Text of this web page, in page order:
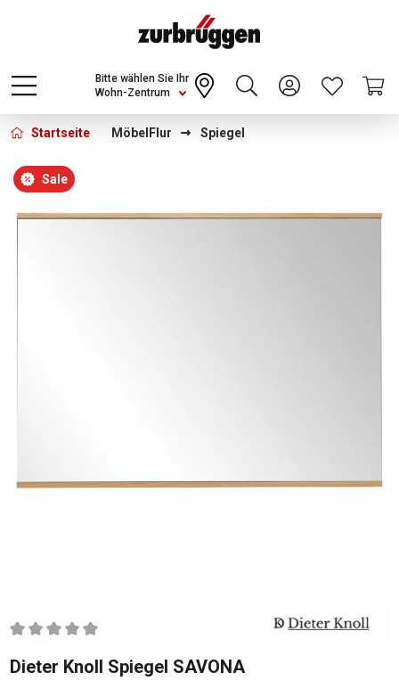
Choose a different country or region to see
content for your location and shop online
CONTINUE
Wohn-Zentrum
Bitte wählen Sie Ihr
Startseite Möbel Flur Spiegel
Bildergalerie überspringen
Sale
Durchschnittliche Bewertung von 0 von 5 Sternen
Dieter Knoll Spiegel SAVONA